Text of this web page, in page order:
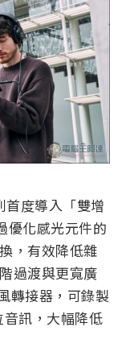
首度導入「雙增
優化感光元件的
，有效降低雜
過渡與更寬廣
轉接器，可錄製
訊，大幅降低